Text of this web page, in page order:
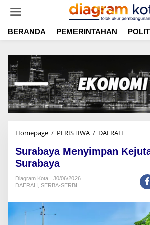
t
BERANDA PEMERINTAHAN
Homepage / PERISTIWA / DAERAH
r
Surabaya Menyimpan
Surabaya
Diagram Kota
30/06/2026
DAERAH SERBA-SERBI